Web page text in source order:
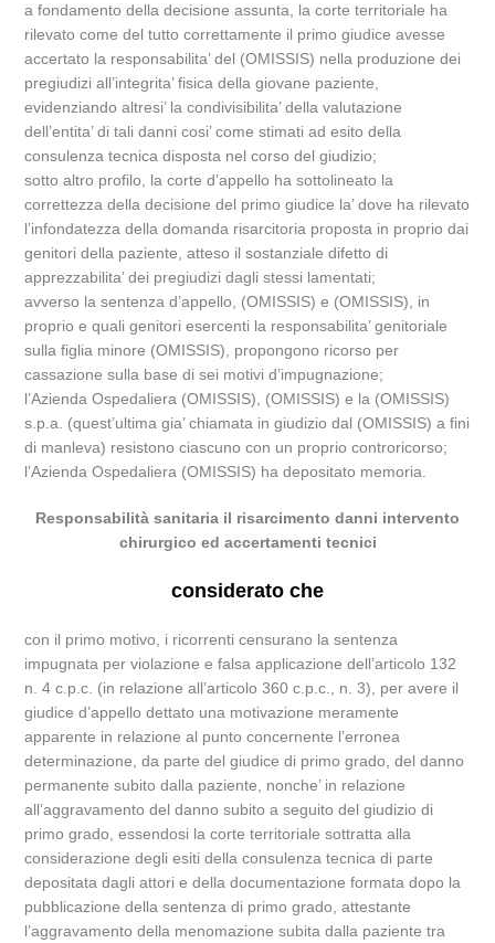
a fondamento della decisione assunta, la corte territoriale ha
rilevato come del tutto correttamente il primo giudice avesse
accertato la responsabilita’ del (OMISSIS) nella produzione dei
pregiudizi all’integrita’ fisica della giovane paziente,
evidenziando altresi’ la condivisibilita’ della valutazione
dell’entita’ di tali danni cosi’ come stimati ad esito della
consulenza tecnica disposta nel corso del giudizio;
sotto altro profilo, la corte d’appello ha sottolineato la
correttezza della decisione del primo giudice la’ dove ha rilevato
l’infondatezza della domanda risarcitoria proposta in proprio dai
genitori della paziente, atteso il sostanziale difetto di
apprezzabilita’ dei pregiudizi dagli stessi lamentati;
avverso la sentenza d’appello, (OMISSIS) e (OMISSIS), in
proprio e quali genitori esercenti la responsabilita’ genitoriale
sulla figlia minore (OMISSIS), propongono ricorso per
cassazione sulla base di sei motivi d’impugnazione;
l’Azienda Ospedaliera (OMISSIS), (OMISSIS) e la (OMISSIS)
s.p.a. (quest’ultima gia’ chiamata in giudizio dal (OMISSIS) a fini
di manleva) resistono ciascuno con un proprio controricorso;
l’Azienda Ospedaliera (OMISSIS) ha depositato memoria.
Responsabilità sanitaria il risarcimento danni intervento
chirurgico ed accertamenti tecnici
considerato che
con il primo motivo, i ricorrenti censurano la sentenza
impugnata per violazione e falsa applicazione dell’articolo 132
n. 4 c.p.c. (in relazione all’articolo 360 c.p.c., n. 3), per avere il
giudice d’appello dettato una motivazione meramente
apparente in relazione al punto concernente l’erronea
determinazione, da parte del giudice di primo grado, del danno
permanente subito dalla paziente, nonche’ in relazione
all’aggravamento del danno subito a seguito del giudizio di
primo grado, essendosi la corte territoriale sottratta alla
considerazione degli esiti della consulenza tecnica di parte
depositata dagli attori e della documentazione formata dopo la
pubblicazione della sentenza di primo grado, attestante
l’aggravamento della menomazione subita dalla paziente tra